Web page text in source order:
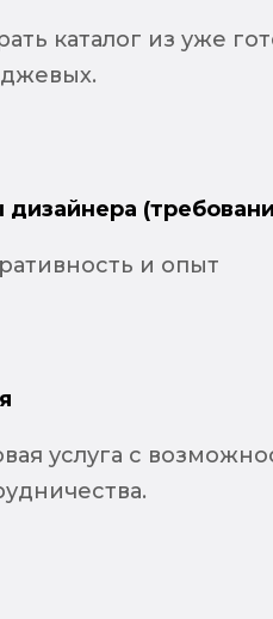
каталог из уже
дизайнера
и опыт
услуга с